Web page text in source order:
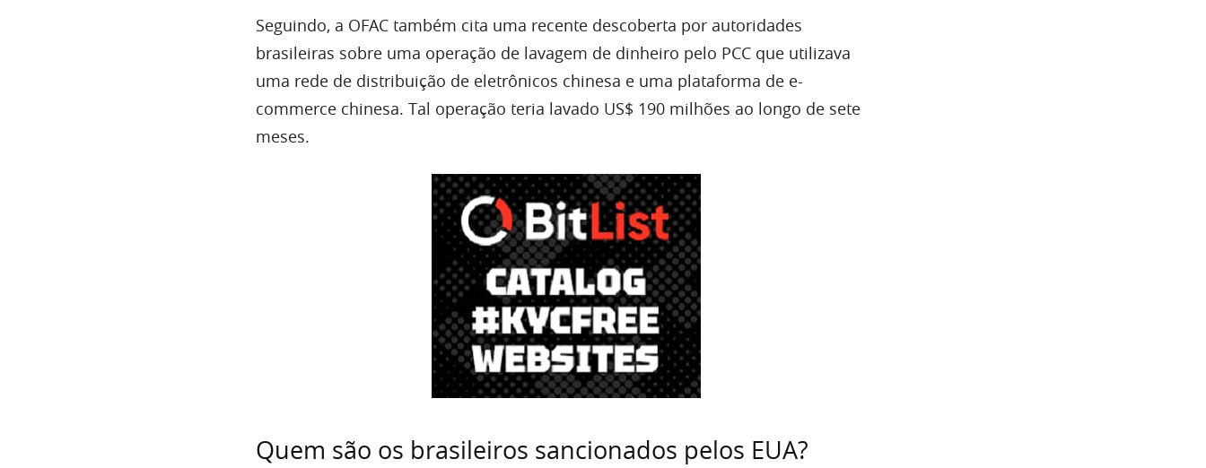
Seguindo, a OFAC também cita uma recente descoberta por autoridades
brasileiras sobre uma operação de lavagem de dinheiro pelo PCC que utilizava
uma rede de distribuição de eletrônicos chinesa e uma plataforma de e-
commerce chinesa. Tal operação teria lavado US$ 190 milhões ao longo de sete
meses.
Quem são os brasileiros sancionados pelos EUA?